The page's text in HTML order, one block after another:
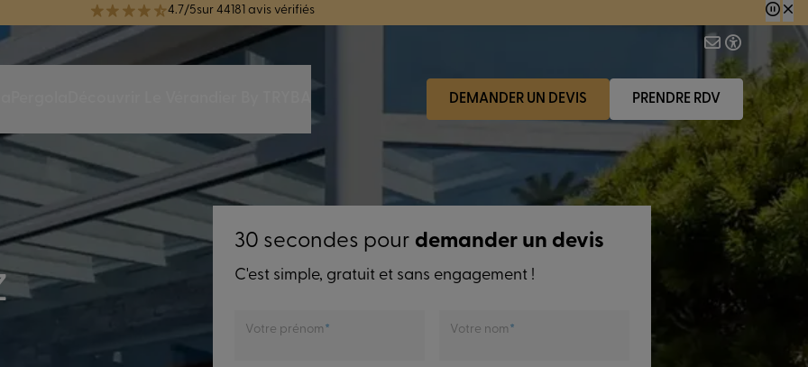
réélue Meilleure Enseigne de Menuiserie de l'année pour la 7ème année consécutive.
DEMANDER UN DEVIS PRENDRE RDV
30 secondes pour demander un devis
C'est simple, gratuit et sans engagement !
Votre prénom Votre nom